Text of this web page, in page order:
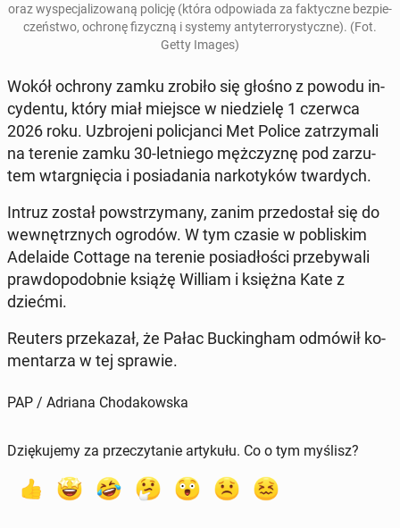
oraz wy­spe­cja­li­zo­wa­ną policję (która od­po­wia­da za fak­tycz­ne bez­pie­
czeń­stwo, ochronę fi­zycz­ną i systemy an­ty­ter­ro­ry­stycz­ne). (Fot.
Getty Images)
Wokół ochrony zamku zrobiło się głośno z powodu in­
cy­den­tu, który miał miejsce w nie­dzie­lę 1 czerwca
2026 roku. Uzbro­je­ni po­li­cjan­ci Met Police za­trzy­ma­li
na terenie zamku 30-let­nie­go męż­czy­znę pod za­rzu­
tem wtar­gnię­cia i po­sia­da­nia nar­ko­ty­ków twar­dych.
Intruz został po­wstrzy­ma­ny, zanim prze­do­stał się do
we­wnętrz­nych ogrodów. W tym czasie w po­bli­skim
Ade­la­ide Cottage na terenie po­sia­dło­ści prze­by­wa­li
praw­do­po­dob­nie książę William i księżna Kate z
dziećmi.
Reuters prze­ka­zał, że Pałac Buc­kin­gham odmówił ko­
men­ta­rza w tej sprawie.
PAP / Adriana Chodakowska
Dziękujemy za przeczytanie artykułu. Co o tym myślisz?